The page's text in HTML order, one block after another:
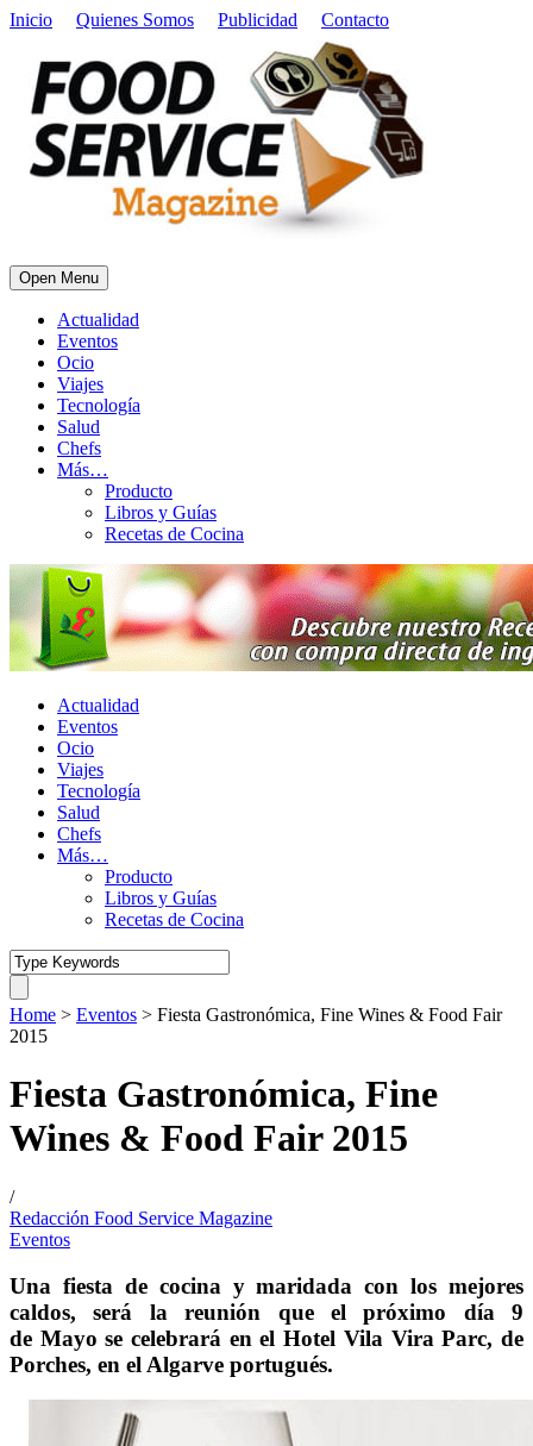
Inicio Quienes Somos Publicidad Contacto
Open Menu
Actualidad
Eventos
Ocio
Viajes
Tecnología
Salud
Chefs
Más…
Producto
Libros y Guías
Recetas de Cocina
Actualidad
Eventos
Ocio
Viajes
Tecnología
Salud
Chefs
Más…
Producto
Libros y Guías
Recetas de Cocina
Home > Eventos > Fiesta Gastronómica, Fine Wines & Food Fair
2015
Fiesta Gastronómica, Fine
Wines & Food Fair 2015
/
Redacción Food Service Magazine
Eventos
Una fiesta de cocina y maridada con los mejores
caldos, será la reunión que el próximo día 9
de Mayo se celebrará en el Hotel Vila Vira Parc, de
Porches, en el Algarve portugués.